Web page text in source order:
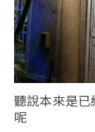
聽說本來是
呢